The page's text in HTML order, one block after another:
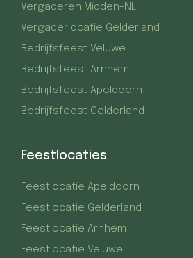
Vergaderen Midden-NL
Vergaderlocatie Gelderland
Bedrijfsfeest Veluwe
Bedrijfsfeest Arnhem
Bedrijfsfeest Apeldoorn
Bedrijfsfeest Gelderland
Feestlocaties
Feestlocatie Apeldoorn
Feestlocatie Gelderland
Feestlocatie Arnhem
Feestlocatie Veluwe